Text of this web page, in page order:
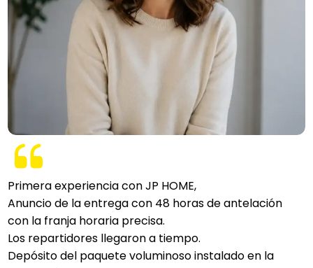
Primera experiencia con JP HOME,
Anuncio de la entrega con 48 horas de antelación
con la franja horaria precisa.
Los repartidores llegaron a tiempo.
Depósito del paquete voluminoso instalado en la